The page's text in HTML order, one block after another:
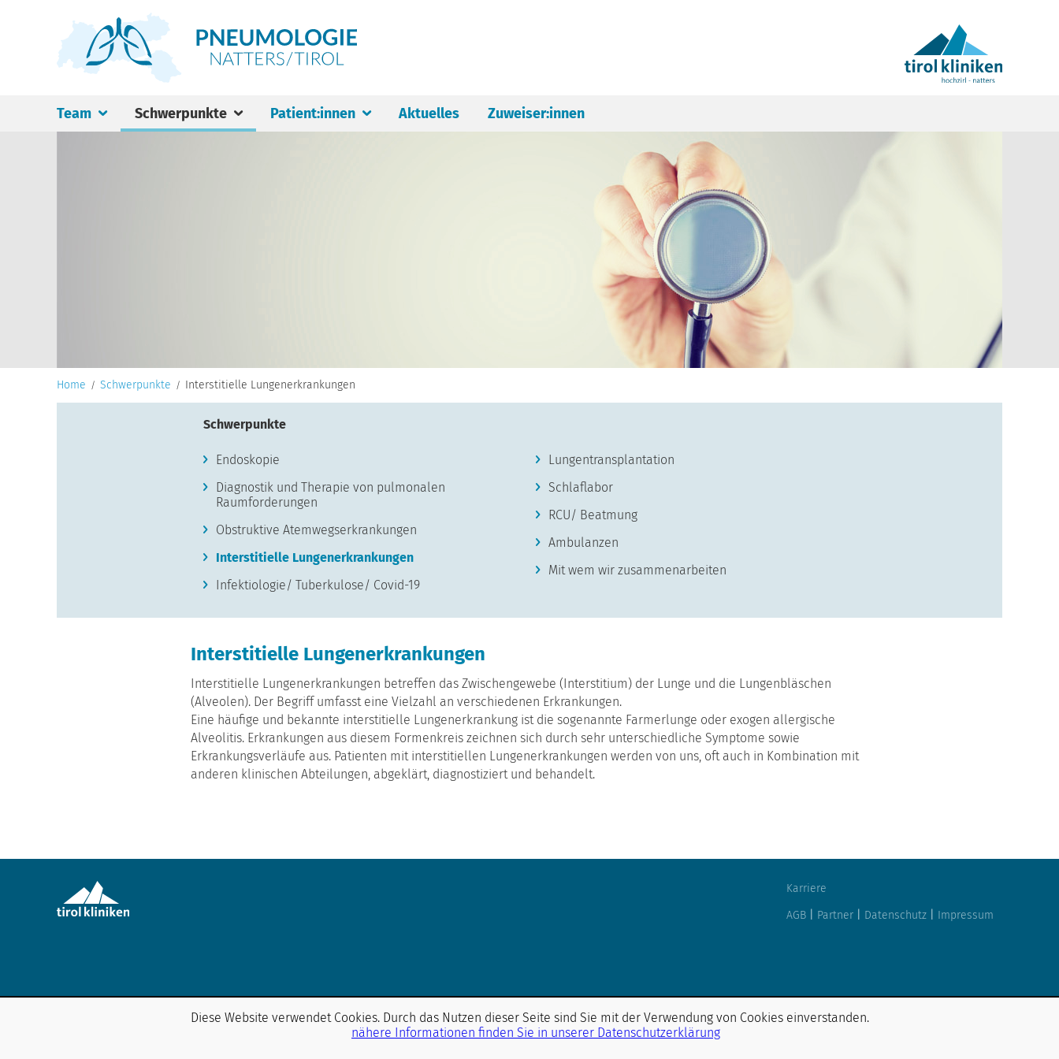
Team Schwerpunkte Patient:innen Aktuelles Zuweiser:innen
Home Schwerpunkte Interstitielle Lungenerkrankungen
Schwerpunkte
Endoskopie
Diagnostik und Therapie von pulmonalen
Raumforderungen
Obstruktive Atemwegserkrankungen
Interstitielle Lungenerkrankungen
Infektiologie/ Tuberkulose/ Covid-19
Lungentransplantation
Schlaflabor
RCU/ Beatmung
Ambulanzen
Mit wem wir zusammenarbeiten
Interstitielle Lungenerkrankungen
Interstitielle Lungenerkrankungen betreffen das Zwischengewebe (Interstitium) der Lunge und die Lungenbläschen
(Alveolen). Der Begriff umfasst eine Vielzahl an verschiedenen Erkrankungen.
​Eine häufige und bekannte interstitielle Lungenerkrankung ist die sogenannte Farmerlunge oder exogen allergische
Alveolitis. Erkrankungen aus diesem Formenkreis zeichnen sich durch sehr unterschiedliche Symptome sowie
Erkrankungsverläufe aus. Patienten mit interstitiellen Lungenerkrankungen werden von uns, oft auch in Kombination mit
anderen klinischen Abteilungen, abgeklärt, diagnostiziert und behandelt.
Karriere
AGB
Partner Datenschutz Impressum
Diese Website verwendet Cookies. Durch das Nutzen dieser Seite sind Sie mit der Verwendung von Cookies einverstanden.
nähere Informationen finden Sie in unserer Datenschutzerklärung